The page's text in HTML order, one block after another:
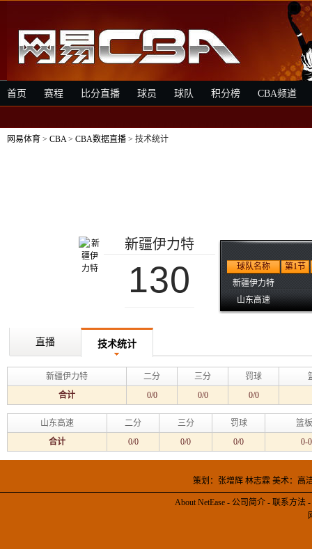
首页 赛程 比分直播 球员 球队 积分榜 CBA频道
网易体育 > CBA> CBA数据直播 > 技术统计
新疆伊力特
130 球队名称
第1节
新疆伊力特
山东高速
直播 技术统计
新疆伊力特 二分 三分 罚球
合计
0/0 0/0 0/0
山东高速 二分 三分 罚球
篮
合计
0/0 0/0 0/0 0-
策划：张增辉 林志霖 美术：
About NetEase - 公司简介 - 联系方法 -